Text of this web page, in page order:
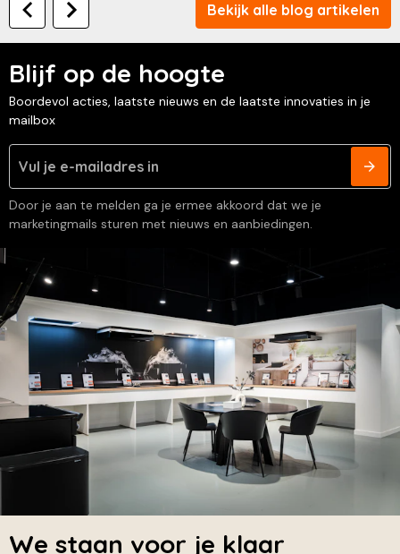
Bekijk alle blog artikelen
Blijf op de hoogte
Boordevol acties, laatste nieuws en de laatste innovaties in je
mailbox
Door je aan te melden ga je ermee akkoord dat we je
marketingmails sturen met nieuws en aanbiedingen.
We staan voor je klaar